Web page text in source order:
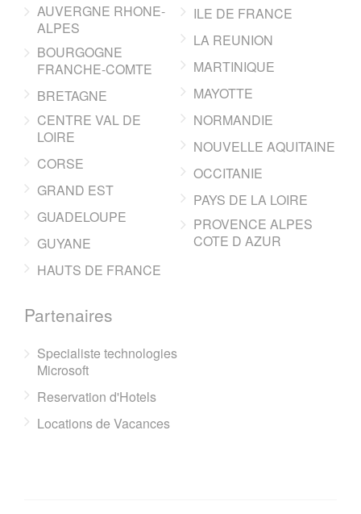
AUVERGNE RHONE-
ALPES
BOURGOGNE
FRANCHE-COMTE
BRETAGNE
CENTRE VAL DE
LOIRE
CORSE
GRAND EST
GUADELOUPE
GUYANE
HAUTS DE FRANCE
ILE DE FRANCE
LA REUNION
MARTINIQUE
MAYOTTE
NORMANDIE
NOUVELLE AQUITAINE
OCCITANIE
PAYS DE LA LOIRE
PROVENCE ALPES
COTE D AZUR
Partenaires
Specialiste technologies
Microsoft
Reservation d'Hotels
Locations de Vacances